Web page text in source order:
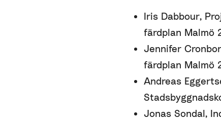
Iris Dabbour,
färdplan Malmö
Jennifer
färdplan Malmö
Andreas
Jonas Sondal,